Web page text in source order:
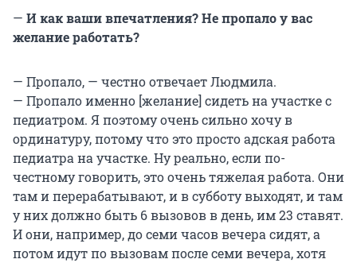
— И как ваши впечатления? Не пропало у вас
желание работать?
— Пропало, — честно отвечает Людмила.
— Пропало именно [желание] сидеть на участке с
педиатром. Я поэтому очень сильно хочу в
ординатуру, потому что это просто адская работа
педиатра на участке. Ну реально, если по-
честному говорить, это очень тяжелая работа. Они
там и перерабатывают, и в субботу выходят, и там
у них должно быть 6 вызовов в день, им 23 ставят.
И они, например, до семи часов вечера сидят, а
потом идут по вызовам после семи вечера, хотя